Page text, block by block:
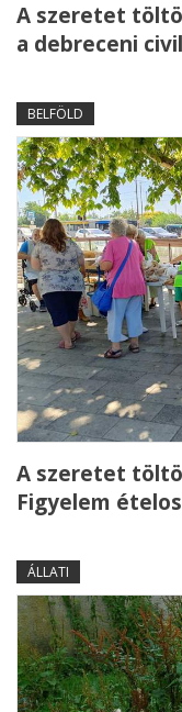
A szeretet
a debreceni
BELFÖLD
A szeretet
Figyelem
ÁLLATI